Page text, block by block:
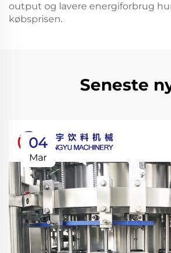
output og lavere energiforbrug
købsprisen.
Seneste
04
Mar